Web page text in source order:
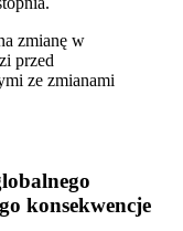
zmianę w
przed
ze zmianami
konsekwencje